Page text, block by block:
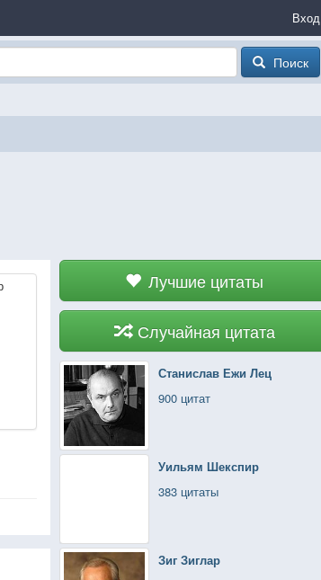
Вход
Поиск
Лучшие цитаты
Случайная цитата
Станислав Ежи Лец
900 цитат
Уильям Шекспир
383 цитаты
Зиг Зиглар